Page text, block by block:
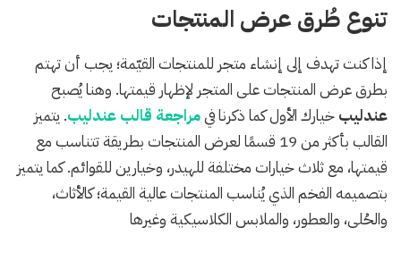
تنوع طُرق عرض المنتجات
إذا كنت تهدف إلى إنشاء متجر للمنتجات القيّمة؛ يجب أن تهتم
بطرق عرض المنتجات على المتجر لإظهار قيمتها. وهنا يُصبح
عندليبخيارك الأول كما ذكرنا فيمراجعة قالب عندليب. يتميز
القالب بأكثر من 19 قسمًا لعرض المنتجات بطريقة تتناسب مع
قيمتها، مع ثلاث خيارات مختلفة للهيدر، وخيارين للقوائم. كما يتميز
بتصميمه الفخم الذي يُناسب المنتجات عالية القيمة؛ كالأثاث،
والحُلى، والعطور، والملابس الكلاسيكية وغيرها